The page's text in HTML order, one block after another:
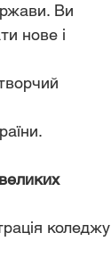
Ви
нове і
коледжу